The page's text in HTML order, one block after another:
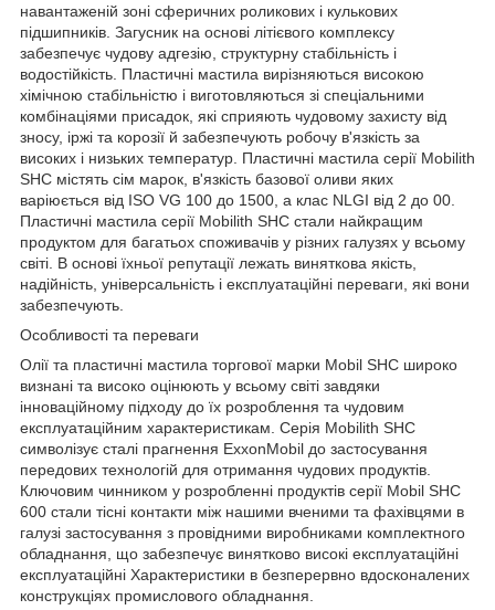
навантаженій зоні сферичних роликових і кулькових
підшипників. Загусник на основі літієвого комплексу
забезпечує чудову адгезію, структурну стабільність і
водостійкість. Пластичні мастила вирізняються високою
хімічною стабільністю і виготовляються зі спеціальними
комбінаціями присадок, які сприяють чудовому захисту від
зносу, іржі та корозії й забезпечують робочу в'язкість за
високих і низьких температур. Пластичні мастила серії Mobilith
SHC містять сім марок, в'язкість базової оливи яких
варіюється від ISO VG 100 до 1500, а клас NLGI від 2 до 00.
Пластичні мастила серії Mobilith SHC стали найкращим
продуктом для багатьох споживачів у різних галузях у всьому
світі. В основі їхньої репутації лежать виняткова якість,
надійність, універсальність і експлуатаційні переваги, які вони
забезпечують.
Особливості та переваги
Олії та пластичні мастила торгової марки Mobil SHC широко
визнані та високо оцінюють у всьому світі завдяки
інноваційному підходу до їх розроблення та чудовим
експлуатаційним характеристикам. Серія Mobilith SHC
символізує сталі прагнення ExxonMobil до застосування
передових технологій для отримання чудових продуктів.
Ключовим чинником у розробленні продуктів серії Mobil SHC
600 стали тісні контакти між нашими вченими та фахівцями в
галузі застосування з провідними виробниками комплектного
обладнання, що забезпечує винятково високі експлуатаційні
експлуатаційні Характеристики в безперервно вдосконалених
конструкціях промислового обладнання.